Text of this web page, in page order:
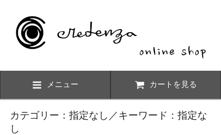
メニュー カートを見る
カテゴリー：指定なし／キーワード：指定な
し